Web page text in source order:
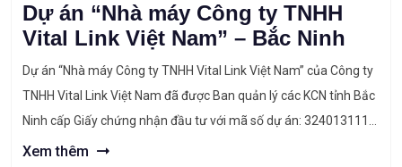
Dự án “Nhà máy Công ty TNHH
Vital Link Việt Nam” – Bắc Ninh
Dự án “Nhà máy Công ty TNHH Vital Link Việt Nam” của Công ty
TNHH Vital Link Việt Nam đã được Ban quản lý các KCN tỉnh Bắc
Ninh cấp Giấy chứng nhận đầu tư với mã số dự án: 3240131111,
chứng nhận lần đầu ngày 24 tháng 9 năm 2024. Nhà máy Công
Xem thêm